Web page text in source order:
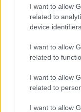
I want to allow
related to
device
I want to allow
related to
I want to allow
related to
I want to allow